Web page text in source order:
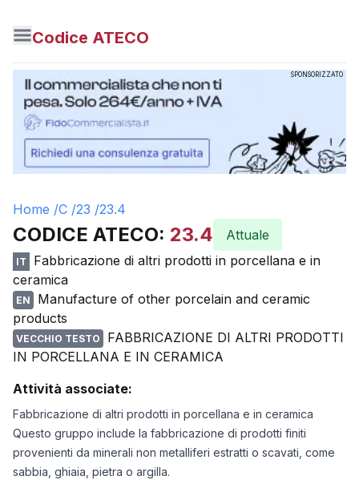
Codice ATECO
SPONSORIZZATO
Home /C /23 /23.4
CODICE ATECO: 23.4 Attuale
IT
Fabbricazione di altri prodotti in porcellana e in
ceramica
EN
Manufacture of other porcelain and ceramic
products
VECCHIO TESTO
FABBRICAZIONE DI ALTRI PRODOTTI
IN PORCELLANA E IN CERAMICA
Attività associate:
Fabbricazione di altri prodotti in porcellana e in ceramica
Questo gruppo include la fabbricazione di prodotti finiti
provenienti da minerali non metalliferi estratti o scavati, come
sabbia, ghiaia, pietra o argilla.